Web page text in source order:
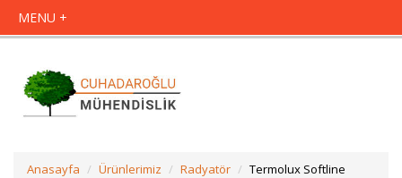
Anasayfa Ürünlerimiz Radyatör Termolux Softline